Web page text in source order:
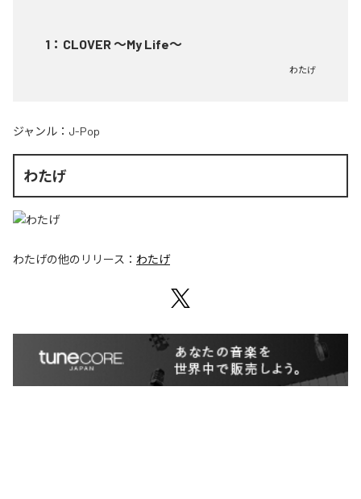
1 ： CLOVER ～My Life～
わたげ
ジャンル： J-Pop
わたげ
わたげの他のリリース： わたげ